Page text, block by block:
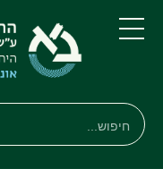
חיפוש
חיפוש